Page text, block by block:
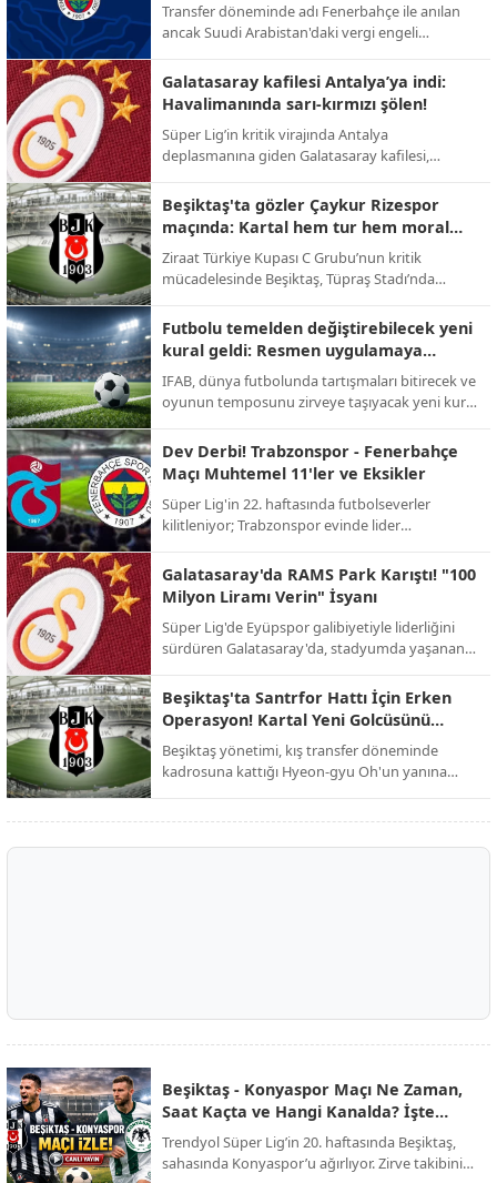
Transfer döneminde adı Fenerbahçe ile anılan
ancak Suudi Arabistan'daki vergi engeli
takas operasyonuyla Premier Lig'e geri dönüyor.
Galatasaray kafilesi Antalya’ya indi:
Havalimanında sarı-kırmızı şölen!
Süper Lig’in kritik virajında Antalya
deplasmanına giden Galatasaray kafilesi,
karşılandı; sarı-kırmızılı taraftarlar şampiyonluk
yolunda takıma tam destek verdi.
Beşiktaş'ta gözler Çaykur Rizespor
maçında: Kartal hem tur hem moral
peşinde!
Ziraat Türkiye Kupası C Grubu’nun kritik
mücadelesinde Beşiktaş, Tüpraş Stadı’nda
dönümüne özel kampanya maça damga
vuracak.
Futbolu temelden değiştirebilecek yeni
kural geldi: Resmen uygulamaya
geçiyor!
IFAB, dünya futbolunda tartışmaları bitirecek ve
oyunun temposunu zirveye taşıyacak yeni kural
yeni dönem başlıyor.
Dev Derbi! Trabzonspor - Fenerbahçe
Maçı Muhtemel 11'ler ve Eksikler
Süper Lig'in 22. haftasında futbolseverler
kilitleniyor; Trabzonspor evinde lider
yeniden şekillendirmek istiyor.
Galatasaray'da RAMS Park Karıştı! "100
Milyon Liramı Verin" İsyanı
Süper Lig'de Eyüpspor galibiyetiyle liderliğini
sürdüren Galatasaray'da, stadyumda yaşanan
kaldı.
Beşiktaş'ta Santrfor Hattı İçin Erken
Operasyon! Kartal Yeni Golcüsünü
Buldu
Beşiktaş yönetimi, kış transfer döneminde
kadrosuna kattığı Hyeon-gyu Oh'un yanına
Beşiktaş - Konyaspor Maçı Ne Zaman,
Saat Kaçta ve Hangi Kanalda? İşte
Muhtemel 11'ler!
Trendyol Süper Lig’in 20. haftasında Beşiktaş,
sahasında Konyaspor’u ağırlıyor. Zirve takibini